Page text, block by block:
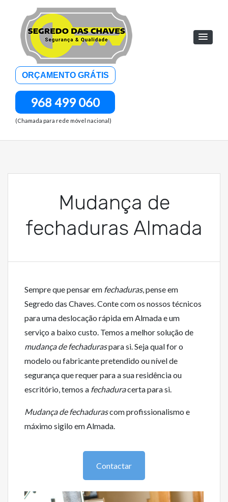
content
Abertura de Portas
24H
ORÇAMENTO GRÁTIS
968 499 060
(Chamada para rede móvel nacional)
Mudança de
fechaduras Almada
Sempre que pensar em fechaduras, pense em
Segredo das Chaves. Conte com os nossos técnicos
para uma deslocação rápida em Almada e um
serviço a baixo custo. Temos a melhor solução de
mudança de fechaduraspara si. Seja qual for o
modelo ou fabricante pretendido ou nível de
segurança que requer para a sua residência ou
escritório, temos a fechaduracerta para si.
Mudança de fechadurascom profissionalismo e
máximo sigilo em Almada.
Contactar